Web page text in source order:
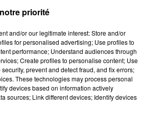
initialement
le réseau français,
Fanichet,
le deuxième
avec un
année.
priorité
and/or our legitimate interest: Store and/or
for personalised advertising; Use profiles to
performance; Understand audiences through
Create profiles to personalise content; Use
prevent and detect fraud, and fix errors;
These technologies may process personal
devices based on information actively
sources; Link different devices; Identify devices